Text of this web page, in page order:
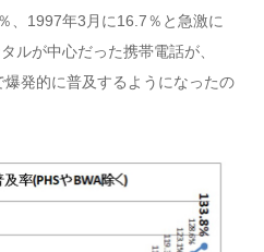
、1997年3月に16.7％と急激に
ルが中心だった携帯電話が、
発的に普及するようになったの